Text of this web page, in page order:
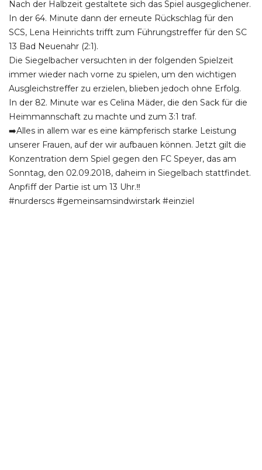
Nach der Halbzeit gestaltete sich das Spiel ausgeglichener.
In der 64. Minute dann der erneute Rückschlag für den
SCS, Lena Heinrichts trifft zum Führungstreffer für den SC
13 Bad Neuenahr (2:1).
Die Siegelbacher versuchten in der folgenden Spielzeit
immer wieder nach vorne zu spielen, um den wichtigen
Ausgleichstreffer zu erzielen, blieben jedoch ohne Erfolg.
In der 82. Minute war es Celina Mäder, die den Sack für die
Heimmannschaft zu machte und zum 3:1 traf.
➡️Alles in allem war es eine kämpferisch starke Leistung
unserer Frauen, auf der wir aufbauen können. Jetzt gilt die
Konzentration dem Spiel gegen den FC Speyer, das am
Sonntag, den 02.09.2018, daheim in Siegelbach stattfindet.
Anpfiff der Partie ist um 13 Uhr.‼️
#nurderscs #gemeinsamsindwirstark #einziel